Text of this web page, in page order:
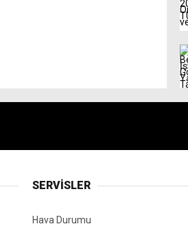
SERVİSLER
Hava Durumu